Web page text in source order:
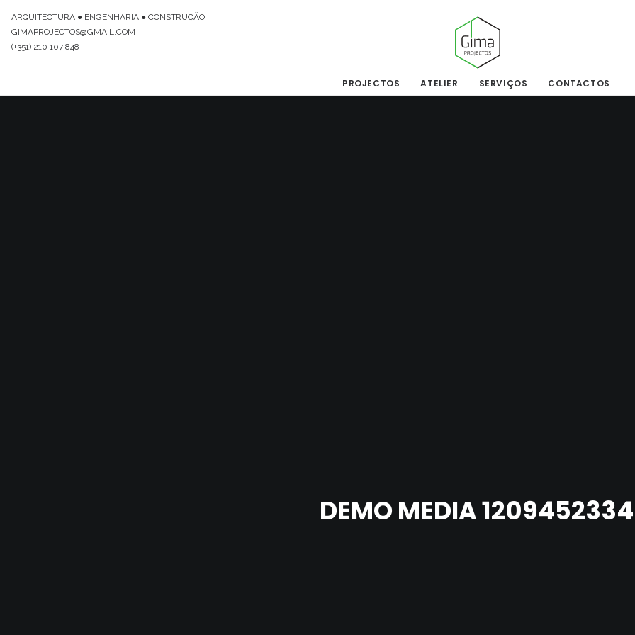
ARQUITECTURA ● ENGENHARIA ● CONSTRUÇÃO
GIMAPROJECTOS@GMAIL.COM
(+351) 210 107 848
PROJECTOS ATELIER SERVIÇOS CONTACTOS
DEMO MEDIA 1209452334